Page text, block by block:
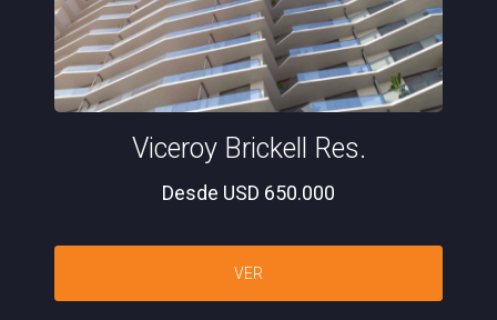
Viceroy Brickell Res.
Desde USD 650.000
VER